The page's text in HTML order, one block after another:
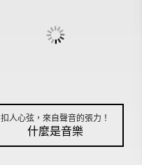
扣人心弦，來自聲音的張力！
什麼是音樂